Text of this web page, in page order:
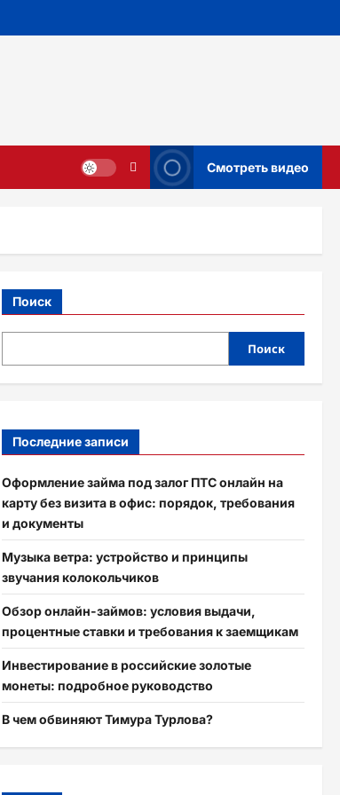
Смотреть видео
Поиск
Поиск
Последние записи
Оформление займа под залог ПТС онлайн на
карту без визита в офис: порядок, требования
и документы
Музыка ветра: устройство и принципы
звучания колокольчиков
Обзор онлайн-займов: условия выдачи,
процентные ставки и требования к заемщикам
Инвестирование в российские золотые
монеты: подробное руководство
В чем обвиняют Тимура Турлова?